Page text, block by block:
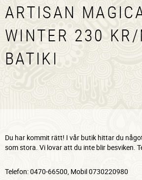
ARTISAN
WINTER 230
BATIKI
Du har kommit rätt! I vår butik hittar du
som stora. Vi lovar att du inte blir besviken.
Telefon: 0470-66500, Mobil 0730220980